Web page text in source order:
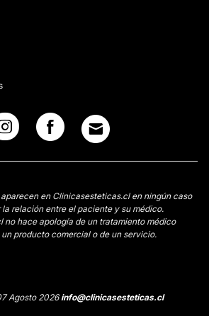
en Clinicasesteticas.cl en ningún caso
relación entre el paciente y su médico.
no hace apología de un tratamiento médico
producto comercial o de un servicio.
Agosto 2026info@clinicasesteticas.cl